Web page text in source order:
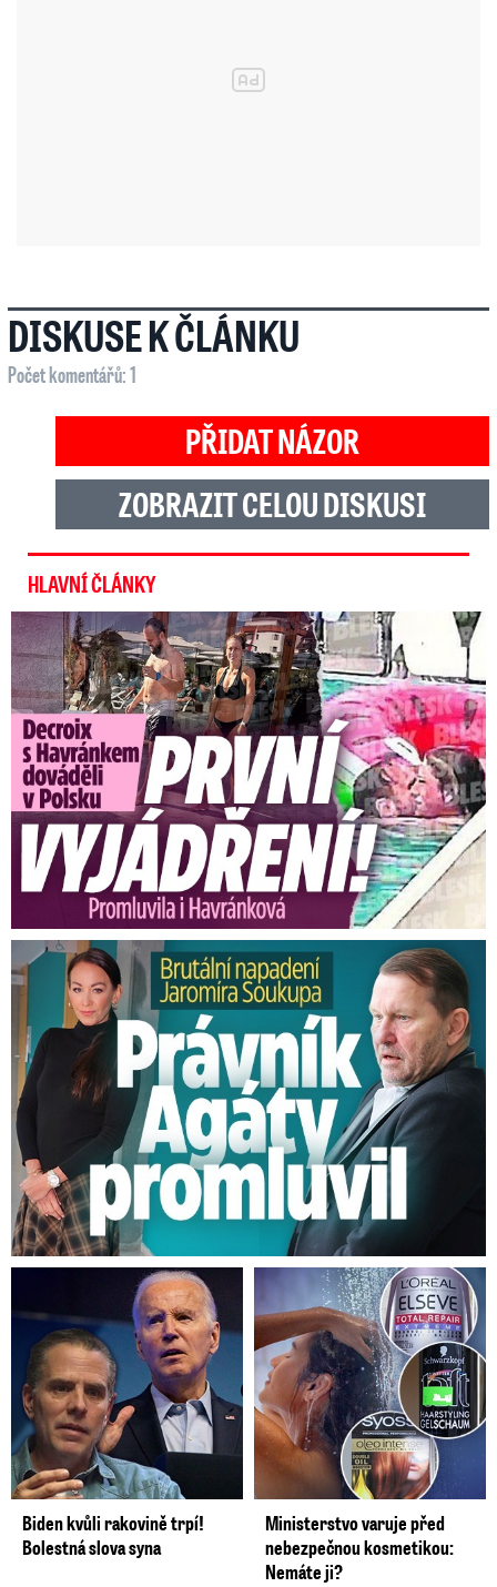
DISKUSE K ČLÁNKU
Počet komentářů: 1
PŘIDAT NÁZOR
ZOBRAZIT CELOU DISKUSI
HLAVNÍ ČLÁNKY
Exministryně s Havránkem dováděli v Polsku: První slova!
Brutální napadení Soukupa. Právník Agáty promluvil
Biden kvůli rakovině trpí!
Bolestná slova syna
Ministerstvo varuje před
nebezpečnou kosmetikou:
Nemáte ji?